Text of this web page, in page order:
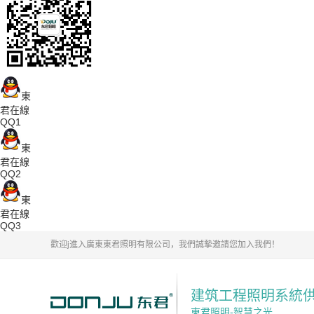
東
君在線
QQ1
東
君在線
QQ2
東
君在線
QQ3
歡迎j進入廣東東君照明有限公司，我們誠摯邀請您加入我們！
建筑工程照明系統